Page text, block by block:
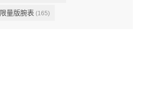
限量版腕表 (165)